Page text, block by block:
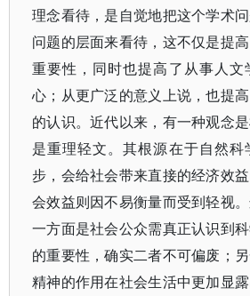
理念看待，是自觉地把这个学术
问题的层面来看待，这不仅是提
重要性，同时也提高了从事人文
心；从更广泛的意义上说，也提
的认识。近代以来，有一种观念
是重理轻文。其根源在于自然科
步，会给社会带来直接的经济效
会效益则因不易衡量而受到轻视。
一方面是社会公众需真正认识到
的重要性，确实二者不可偏废；
精神的作用在社会生活中更加显露